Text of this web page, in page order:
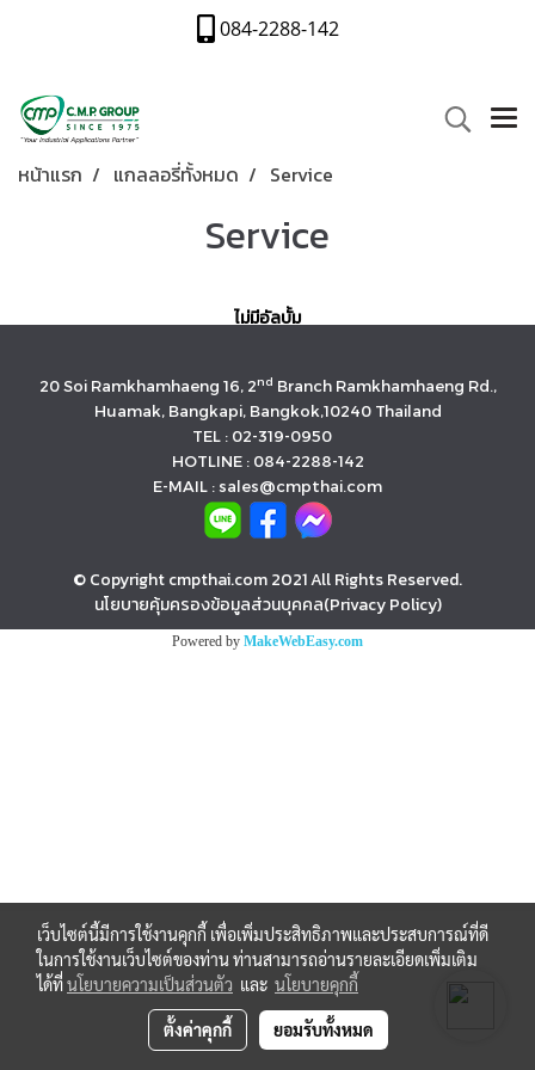
084-2288-142
หน้าแรก แกลลอรี่ทั้งหมด Service
Service
ไม่มีอัลบั้ม
20 Soi Ramkhamhaeng 16, 2nd Branch Ramkhamhaeng Rd.,
Huamak, Bangkapi, Bangkok,10240 Thailand
TEL : 02-319-0950
HOTLINE : 084-2288-142
E-MAIL : sales@cmpthai.com
© Copyright cmpthai.com 2021 All Rights Reserved.
นโยบายคุ้มครองข้อมูลส่วนบุคคล(Privacy Policy)
Powered by MakeWebEasy.com
เว็บไซต์นี้มีการใช้งานคุกกี้ เพื่อเพิ่มประสิทธิภาพและประสบการณ์ที่ดี
ในการใช้งานเว็บไซต์ของท่าน ท่านสามารถอ่านรายละเอียดเพิ่มเติม
ได้ที่นโยบายความเป็นส่วนตัว และ นโยบายคุกกี้
ตั้งค่าคุกกี้ ยอมรับทั้งหมด